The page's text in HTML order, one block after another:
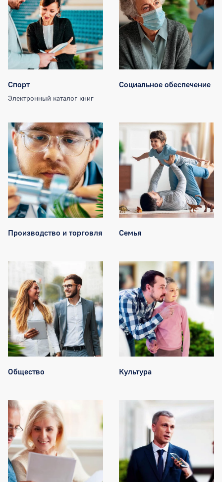
Спорт
Электронный каталог книг
Социальное обеспечение
Производство и торговля Семья
Общество Культура